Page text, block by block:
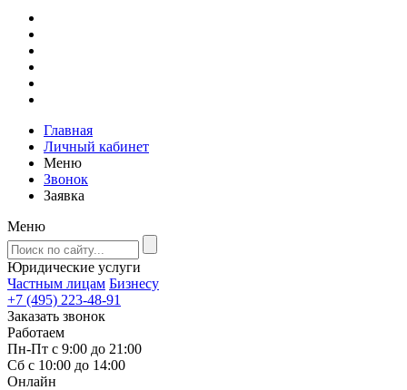
Главная
Личный кабинет
Меню
Звонок
Заявка
Меню
Юридические услуги
Частным лицам Бизнесу
+7 (495) 223-48-91
Заказать звонок
Работаем
Пн-Пт с 9:00 до 21:00
Сб с 10:00 до 14:00
Онлайн